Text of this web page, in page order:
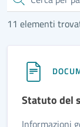
11 elementi
Statuto del
Informazioni